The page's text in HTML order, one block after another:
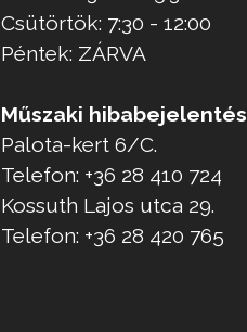
Csütörtök: 7:30 - 12:00
Péntek: ZÁRVA
Műszaki hibabejelentés
Palota-kert 6/C.
Telefon: +36 28 410 724
Kossuth Lajos utca 29.
Telefon: +36 28 420 765